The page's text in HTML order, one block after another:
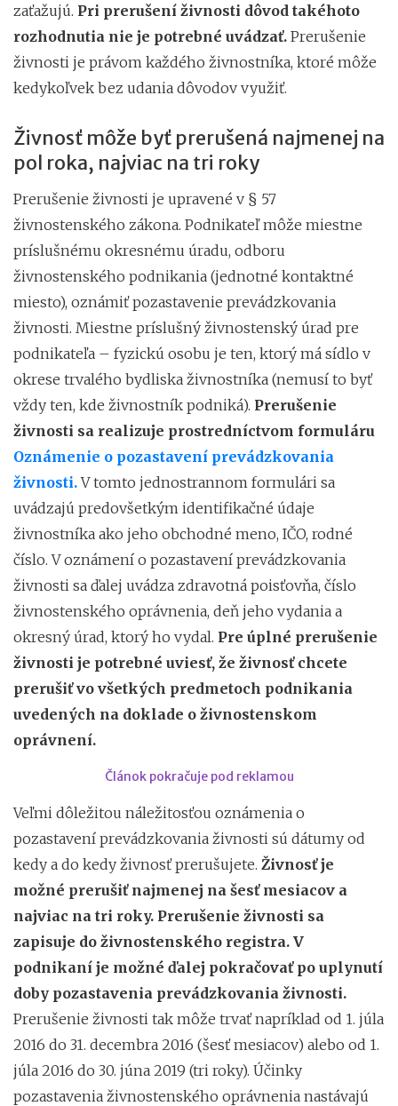
zaťažujú. Pri prerušení živnosti dôvod takéhoto
rozhodnutia nie je potrebné uvádzať. Prerušenie
živnosti je právom každého živnostníka, ktoré môže
kedykoľvek bez udania dôvodov využiť.
Živnosť môže byť prerušená najmenej na
pol roka, najviac na tri roky
Prerušenie živnosti je upravené v § 57
živnostenského zákona. Podnikateľ môže miestne
príslušnému okresnému úradu, odboru
živnostenského podnikania (jednotné kontaktné
miesto), oznámiť pozastavenie prevádzkovania
živnosti. Miestne príslušný živnostenský úrad pre
podnikateľa – fyzickú osobu je ten, ktorý má sídlo v
okrese trvalého bydliska živnostníka (nemusí to byť
vždy ten, kde živnostník podniká). Prerušenie
živnosti sa realizuje prostredníctvom formuláru
Oznámenie o pozastavení prevádzkovania
živnosti.V tomto jednostrannom formulári sa
uvádzajú predovšetkým identifikačné údaje
živnostníka ako jeho obchodné meno, IČO, rodné
číslo. V oznámení o pozastavení prevádzkovania
živnosti sa ďalej uvádza zdravotná poisťovňa, číslo
živnostenského oprávnenia, deň jeho vydania a
okresný úrad, ktorý ho vydal. Pre úplné prerušenie
živnosti je potrebné uviesť, že živnosť chcete
prerušiť vo všetkých predmetoch podnikania
uvedených na doklade o živnostenskom
oprávnení.
Článok pokračuje pod reklamou
Veľmi dôležitou náležitosťou oznámenia o
pozastavení prevádzkovania živnosti sú dátumy od
kedy a do kedy živnosť prerušujete. Živnosť je
možné prerušiť najmenej na šesť mesiacov a
najviac na tri roky. Prerušenie živnosti sa
zapisuje do živnostenského registra. V
podnikaní je možné ďalej pokračovať po uplynutí
doby pozastavenia prevádzkovania živnosti.
Prerušenie živnosti tak môže trvať napríklad od 1. júla
2016 do 31. decembra 2016 (šesť mesiacov) alebo od 1.
júla 2016 do 30. júna 2019 (tri roky). Účinky
pozastavenia živnostenského oprávnenia nastávajú